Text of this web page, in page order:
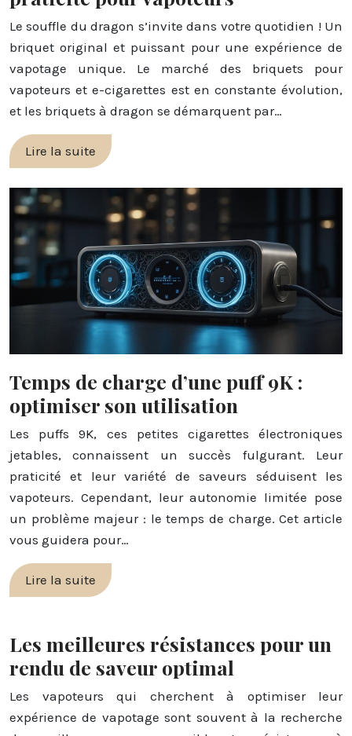
Le souffle du dragon s’invite dans votre quotidien ! Un
briquet original et puissant pour une expérience de
vapotage unique. Le marché des briquets pour
vapoteurs et e-cigarettes est en constante évolution,
et les briquets à dragon se démarquent par…
Lire la suite
Temps de charge d’une puff 9K :
optimiser son utilisation
Les puffs 9K, ces petites cigarettes électroniques
jetables, connaissent un succès fulgurant. Leur
praticité et leur variété de saveurs séduisent les
vapoteurs. Cependant, leur autonomie limitée pose
un problème majeur : le temps de charge. Cet article
vous guidera pour…
Lire la suite
Les meilleures résistances pour un
rendu de saveur optimal
Les vapoteurs qui cherchent à optimiser leur
expérience de vapotage sont souvent à la recherche